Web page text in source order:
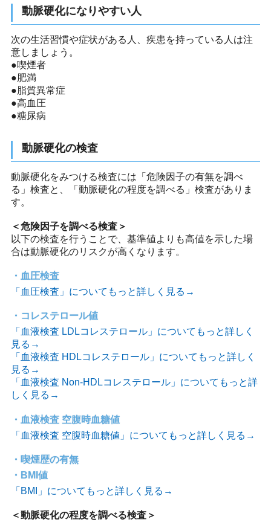
動脈硬化になりやすい人
次の生活習慣や症状がある人、疾患を持っている人は注
意しましょう。
●喫煙者
●肥満
●脂質異常症
●高血圧
●糖尿病
動脈硬化の検査
動脈硬化をみつける検査には「危険因子の有無を調べ
る」検査と、「動脈硬化の程度を調べる」検査がありま
す。
＜危険因子を調べる検査＞
以下の検査を行うことで、基準値よりも高値を示した場
合は動脈硬化のリスクが高くなります。
血圧検査
「血圧検査」についてもっと詳しく見る→
コレステロール値
「血液検査 LDLコレステロール」についてもっと詳しく
見る→
「血液検査 HDLコレステロール」についてもっと詳しく
見る→
「血液検査 Non-HDLコレステロール」についてもっと詳
しく見る→
血液検査 空腹時血糖値
「血液検査 空腹時血糖値」についてもっと詳しく見る→
喫煙歴の有無
BMI値
「BMI」についてもっと詳しく見る→
＜動脈硬化の程度を調べる検査＞